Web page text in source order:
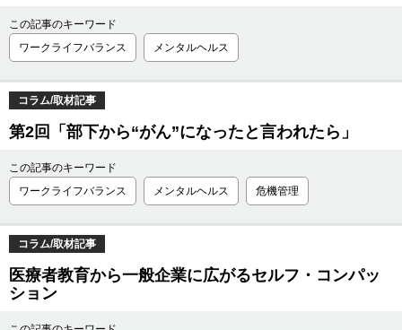
この記事のキーワード
ワークライフバランス
メンタルヘルス
コラム/取材記事
第2回「部下から“がん”になったと言われたら」
この記事のキーワード
ワークライフバランス
メンタルヘルス 危機管理
コラム/取材記事
医療者教育から一般企業に広がるセルフ・コンパッ
ション